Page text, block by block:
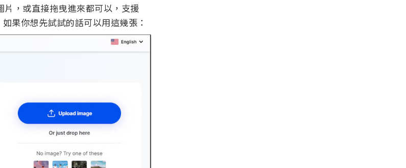
，或直接拖曳進來都可以，支援
果你想先試試的話可以用這幾張：